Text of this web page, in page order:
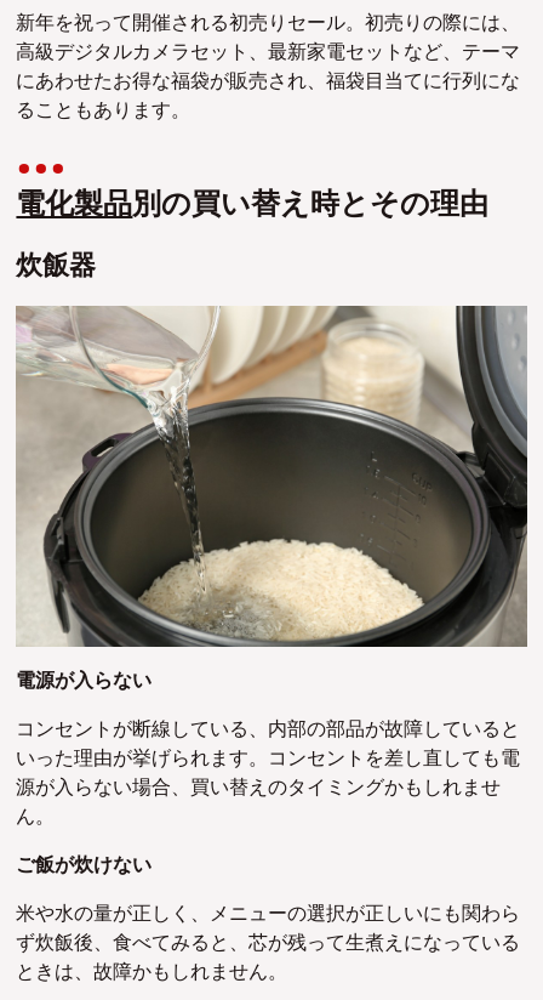
新年を祝って開催される初売りセール。初売りの際には、
高級デジタルカメラセット、最新家電セットなど、テーマ
にあわせたお得な福袋が販売され、福袋目当てに行列にな
ることもあります。
電化製品別の買い替え時とその理由
炊飯器
電源が入らない
コンセントが断線している、内部の部品が故障していると
いった理由が挙げられます。コンセントを差し直しても電
源が入らない場合、買い替えのタイミングかもしれませ
ん。
ご飯が炊けない
米や水の量が正しく、メニューの選択が正しいにも関わら
ず炊飯後、食べてみると、芯が残って生煮えになっている
ときは、故障かもしれません。